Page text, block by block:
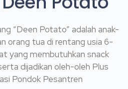
“Deen Potato” adalah anak-
orang tua di rentang usia 6-
yang membutuhkan snack
dijadikan oleh-oleh Plus
Pondok Pesantren